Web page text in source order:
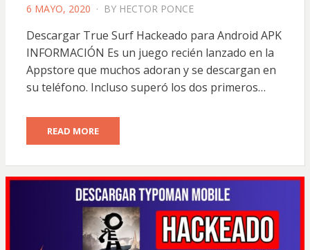
POSTED
6 MAYO, 2020 BY HECTOR PONCE
Descargar True Surf Hackeado para Android APK
INFORMACIÓN Es un juego recién lanzado en la
Appstore que muchos adoran y se descargan en
su teléfono. Incluso superó los dos primeros…
READ MORE